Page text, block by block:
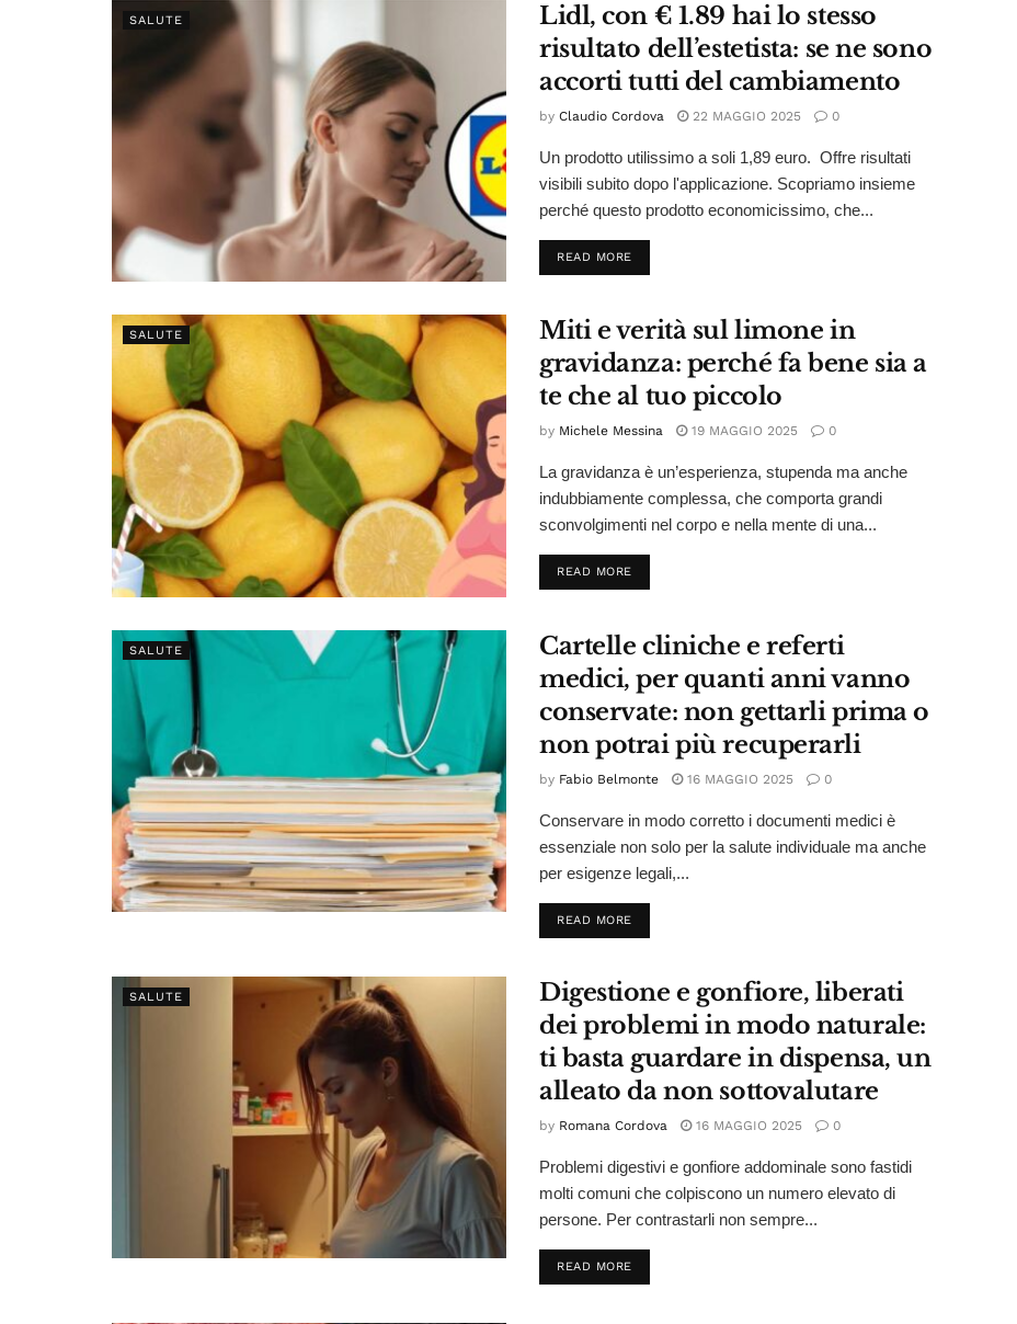
SALUTE
Lidl, con € 1.89 hai lo stesso
risultato dell’estetista: se ne sono
accorti tutti del cambiamento
by Claudio Cordova 22 MAGGIO 2025 0
Un prodotto utilissimo a soli 1,89 euro. Offre risultati
visibili subito dopo l'applicazione. Scopriamo insieme
perché questo prodotto economicissimo, che...
READ MOREDETAILS
SALUTE
Miti e verità sul limone in
gravidanza: perché fa bene sia a
te che al tuo piccolo
by Michele Messina 19 MAGGIO 2025 0
La gravidanza è un’esperienza, stupenda ma anche
indubbiamente complessa, che comporta grandi
sconvolgimenti nel corpo e nella mente di una...
READ MOREDETAILS
SALUTE
Cartelle cliniche e referti
medici, per quanti anni vanno
conservate: non gettarli prima o
non potrai più recuperarli
by Fabio Belmonte 16 MAGGIO 2025 0
Conservare in modo corretto i documenti medici è
essenziale non solo per la salute individuale ma anche
per esigenze legali,...
READ MOREDETAILS
SALUTE
Digestione e gonfiore, liberati
dei problemi in modo naturale:
ti basta guardare in dispensa, un
alleato da non sottovalutare
by Romana Cordova 16 MAGGIO 2025 0
Problemi digestivi e gonfiore addominale sono fastidi
molti comuni che colpiscono un numero elevato di
persone. Per contrastarli non sempre...
READ MOREDETAILS